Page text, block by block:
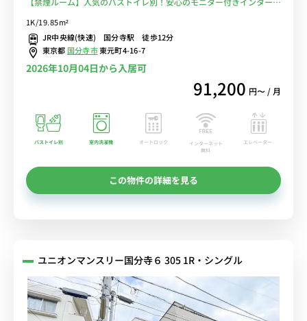
学へ徒歩通学＆駅の反対側に出れば東京学芸大学もあり■選べるWi-
Fi格安レンタル中！
1K/19.85m²
JR中央線(快速) 国分寺駅 徒歩12分
東京都 国分寺市東元町4-16-7
2026年10月04日から入居可
91,200 円〜 / 月
バストイレ別 室内洗濯機 オートロック
インターネット
無料
エレベーター
この物件の詳細を見る
ユニオンマンスリー国分寺６ 305 1R・シングル